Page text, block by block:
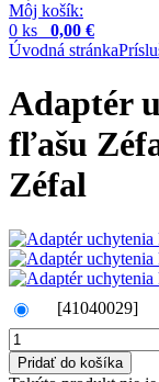
Môj košík:
0 ks 0,00 €
Úvodná stránka
Adaptér
fľašu
Zéfal
[41040029]